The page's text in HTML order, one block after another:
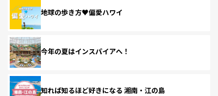
地球の歩き方♥偏愛ハワイ
今年の夏はインスパイアへ！
知れば知るほど好きになる 湘南・江の島